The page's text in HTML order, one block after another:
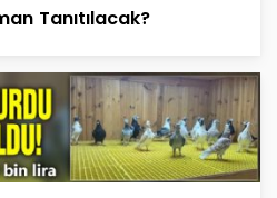
Tanıtılacak?